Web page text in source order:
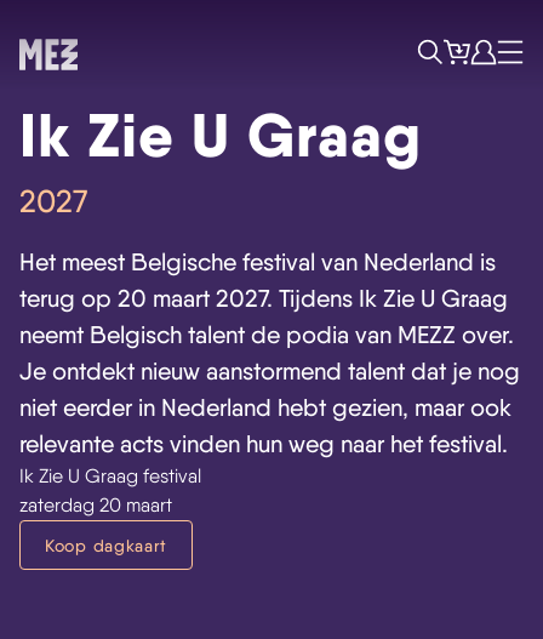
Skip navigatie
ZoekTicketsAccount
Menu
Ik Zie U Graag
2027
Het meest Belgische festival van Nederland is
terug op 20 maart 2027. Tijdens Ik Zie U Graag
neemt Belgisch talent de podia van MEZZ over.
Je ontdekt nieuw aanstormend talent dat je nog
niet eerder in Nederland hebt gezien, maar ook
relevante acts vinden hun weg naar het festival.
Ik Zie U Graag festival
zaterdag 20 maart
Koop dagkaart